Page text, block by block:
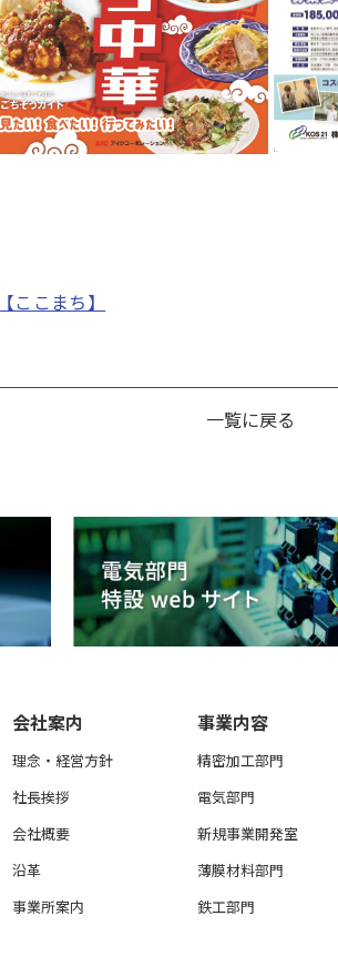
ここまち】
一覧に戻る
会社案内
理念・経営方針
社長挨拶
会社概要
沿革
事業所案内
事業内容
精密加工部門
電気部門
新規事業開発室
薄膜材料部門
鉄工部門